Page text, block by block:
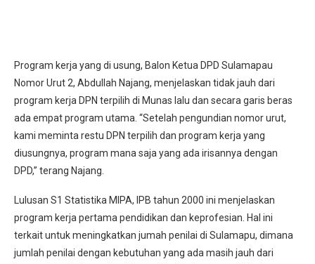
Program kerja yang di usung, Balon Ketua DPD Sulamapau
Nomor Urut 2, Abdullah Najang, menjelaskan tidak jauh dari
program kerja DPN terpilih di Munas lalu dan secara garis beras
ada empat program utama. “Setelah pengundian nomor urut,
kami meminta restu DPN terpilih dan program kerja yang
diusungnya, program mana saja yang ada irisannya dengan
DPD,” terang Najang.
Lulusan S1 Statistika MIPA, IPB tahun 2000 ini menjelaskan
program kerja pertama pendidikan dan keprofesian. Hal ini
terkait untuk meningkatkan jumah penilai di Sulamapu, dimana
jumlah penilai dengan kebutuhan yang ada masih jauh dari